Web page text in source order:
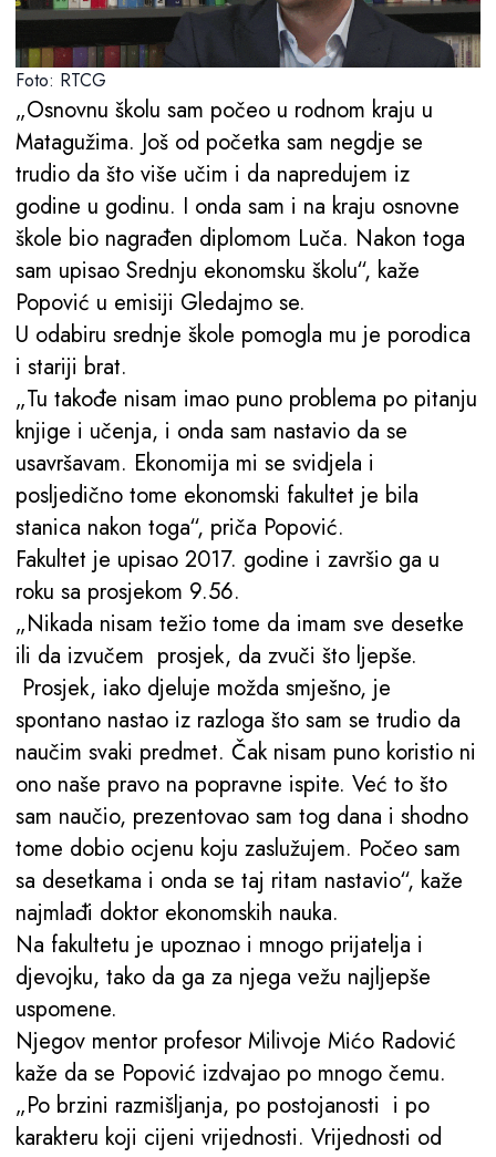
Foto: RTCG
„Osnovnu školu sam počeo u rodnom kraju u
Matagužima. Još od početka sam negdje se
trudio da što više učim i da napredujem iz
godine u godinu. I onda sam i na kraju osnovne
škole bio nagrađen diplomom Luča. Nakon toga
sam upisao Srednju ekonomsku školu“, kaže
Popović u emisiji Gledajmo se.
U odabiru srednje škole pomogla mu je porodica
i stariji brat.
„Tu takođe nisam imao puno problema po pitanju
knjige i učenja, i onda sam nastavio da se
usavršavam. Ekonomija mi se svidjela i
posljedično tome ekonomski fakultet je bila
stanica nakon toga“, priča Popović.
Fakultet je upisao 2017. godine i završio ga u
roku sa prosjekom 9.56.
„Nikada nisam težio tome da imam sve desetke
ili da izvučem prosjek, da zvuči što ljepše.
Prosjek, iako djeluje možda smješno, je
spontano nastao iz razloga što sam se trudio da
naučim svaki predmet. Čak nisam puno koristio ni
ono naše pravo na popravne ispite. Već to što
sam naučio, prezentovao sam tog dana i shodno
tome dobio ocjenu koju zaslužujem. Počeo sam
sa desetkama i onda se taj ritam nastavio“, kaže
najmlađi doktor ekonomskih nauka.
Na fakultetu je upoznao i mnogo prijatelja i
djevojku, tako da ga za njega vežu najljepše
uspomene.
Njegov mentor profesor Milivoje Mićo Radović
kaže da se Popović izdvajao po mnogo čemu.
„Po brzini razmišljanja, po postojanosti i po
karakteru koji cijeni vrijednosti. Vrijednosti od